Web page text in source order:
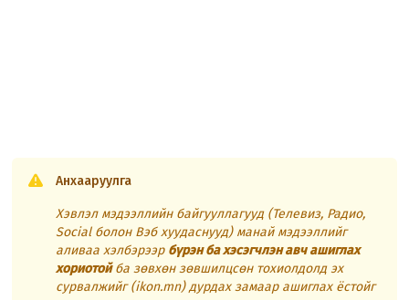
Анхааруулга
Хэвлэл мэдээллийн байгууллагууд (Телевиз, Радио,
Social болон Вэб хуудаснууд) манай мэдээллийг
аливаа хэлбэрээр бүрэн ба хэсэгчлэн авч ашиглах
хориотойба зөвхөн зөвшилцсөн тохиолдолд эх
сурвалжийг (ikon.mn) дурдах замаар ашиглах ёстойг